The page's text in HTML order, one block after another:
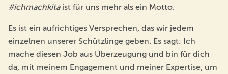
#ichmachkitaist für uns mehr als ein Motto.
Es ist ein aufrichtiges Versprechen, das wir jedem
einzelnen unserer Schützlinge geben. Es sagt: Ich
mache diesen Job aus Überzeugung und bin für dich
da, mit meinem Engagement und meiner Expertise, um